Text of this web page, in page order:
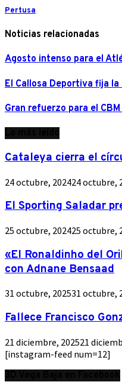
Pertusa
Noticias relacionadas
Agosto intenso para el
El Callosa Deportiva fija
Gran refuerzo para el
Cataleya cierra el
24 octubre, 202424 octubre,
El Sporting Saladar
25 octubre, 202425 octubre,
«El Ronaldinho del
con Adnane Bensaad
31 octubre, 202531 octubre,
Fallece Francisco
21 diciembre, 202521
[instagram-feed num=12]